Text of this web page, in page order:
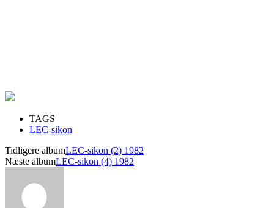
TAGS
LEC-sikon
Tidligere albumLEC-sikon (2) 1982
Næste albumLEC-sikon (4) 1982